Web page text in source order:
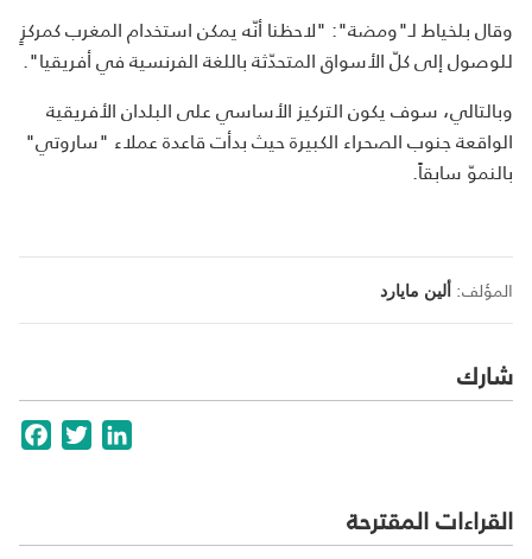
وقال بلخياط لـ"ومضة": "لاحظنا أنّه يمكن استخدام المغرب كمركزٍ
للوصول إلى كلّ الأسواق المتحدّثة باللغة الفرنسية في أفريقيا".
وبالتالي، سوف يكون التركيز الأساسي على البلدان الأفريقية
الواقعة جنوب الصحراء الكبيرة حيث بدأت قاعدة عملاء "ساروتي"
بالنموّ سابقاً.
المؤلف: ألين مايارد
شارك
TwitterLinkedIn
القراءات المقترحة